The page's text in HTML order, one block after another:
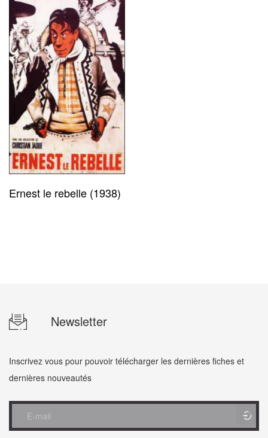
Ernest le rebelle (1938)
Newsletter
Inscrivez vous pour pouvoir télécharger les dernières fiches et
dernières nouveautés